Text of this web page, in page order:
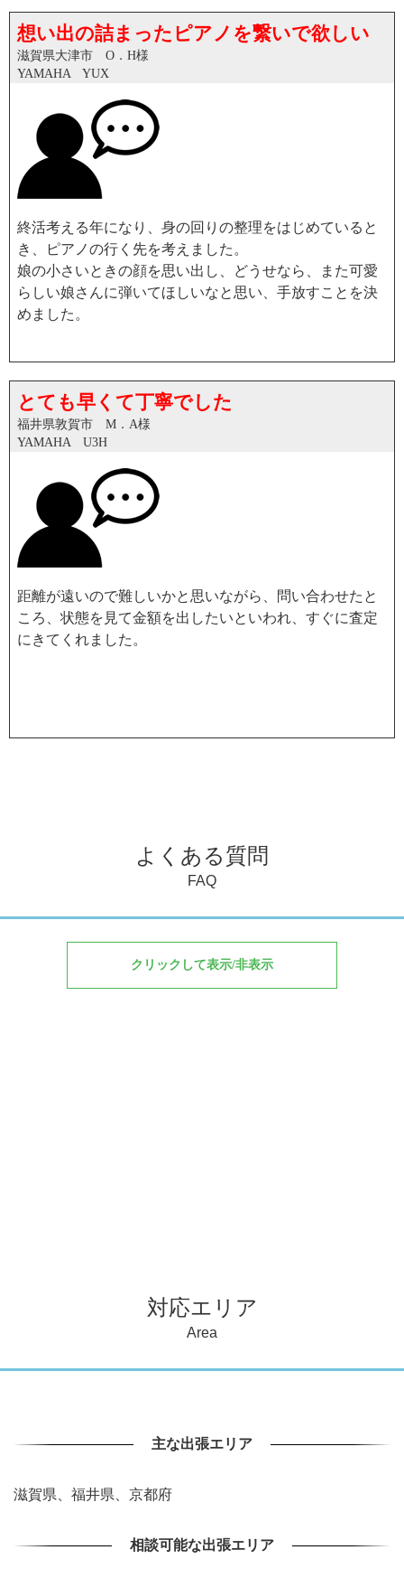
想い出の詰まったピアノを繋いで欲しい
滋賀県大津市 O．H様
YAMAHA YUX
終活考える年になり、身の回りの整理をはじめていると
き、ピアノの行く先を考えました。
娘の小さいときの顔を思い出し、どうせなら、また可愛
らしい娘さんに弾いてほしいなと思い、手放すことを決
めました。
とても早くて丁寧でした
福井県敦賀市 M．A様
YAMAHA U3H
距離が遠いので難しいかと思いながら、問い合わせたと
ころ、状態を見て金額を出したいといわれ、すぐに査定
にきてくれました。
よくある質問
FAQ
クリックして表示/非表示
査定の際にかかる費用はありますか?
故障している(音が出ない等)ピアノでも買取ってもらえます
対応エリア
Area
主な出張エリア
滋賀県、福井県、京都府
相談可能な出張エリア